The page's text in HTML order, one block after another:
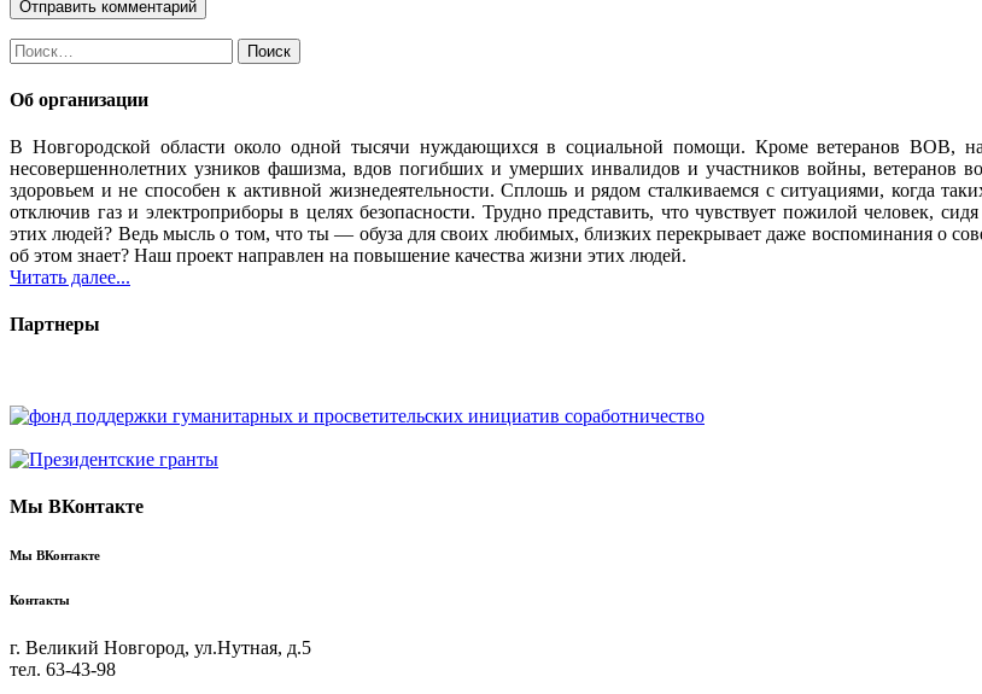
Найти:
Об организации
В Новгородской области около одной тысячи нуждающихся в социальной помощи. Кроме ветеранов
несовершеннолетних узников фашизма, вдов погибших и умерших инвалидов и участников войны,
здоровьем и не способен к активной жизнедеятельности. Сплошь и рядом сталкиваемся с ситуациями, когда
отключив газ и электроприборы в целях безопасности. Трудно представить, что чувствует пожилой человек,
этих людей? Ведь мысль о том, что ты — обуза для своих любимых, близких перекрывает даже воспоминания о
об этом знает? Наш проект направлен на повышение качества жизни этих людей.
Читать далее...
Партнеры
Мы ВКонтакте
Мы ВКонтакте
Контакты
г. Великий Новгород, ул.Нутная, д.5
тел. 63-43-98